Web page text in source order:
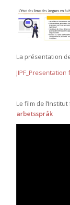
La présentation
Le film de
arbetsspråk